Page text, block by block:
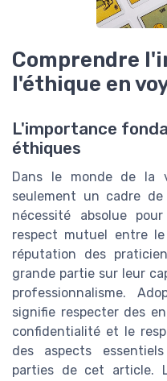
Comprendre
l'éthique en
L'importance
éthiques
Dans le monde de la
seulement un cadre
nécessité absolue
respect mutuel entre
réputation des
grande partie sur leur
professionnalisme.
signifie respecter des
confidentialité et le
des aspects
parties de cet article.